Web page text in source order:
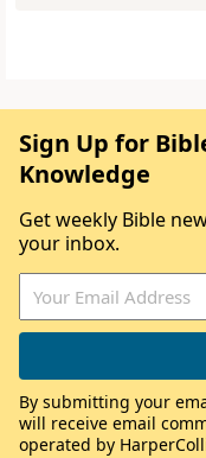
Sign Up for
Knowledge
Get weekly Bible
your inbox.
By submitting your
will receive email
operated by